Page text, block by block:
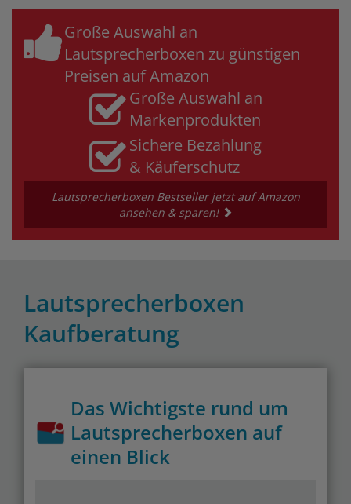
Große Auswahl an
Lautsprecherboxen zu günstigen
Preisen auf Amazon
Große Auswahl an
Markenprodukten
Sichere Bezahlung
& Käuferschutz
Lautsprecherboxen Bestseller jetzt auf Amazon
ansehen & sparen!
Lautsprecherboxen
Kaufberatung
Das Wichtigste rund um
Lautsprecherboxen auf
einen Blick